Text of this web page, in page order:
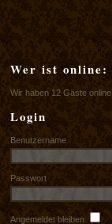
Wer ist online:
Wir haben 12 Gäste online
Login
Benutzername
Passwort
Angemeldet bleiben